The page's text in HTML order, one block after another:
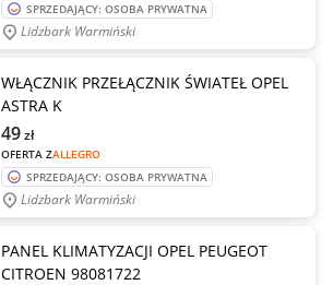
SPRZEDAJĄCY: OSOBA PRYWATNA
Lidzbark Warmiński
WŁĄCZNIK PRZEŁĄCZNIK ŚWIATEŁ OPEL
ASTRA K
OFERTA ZALLEGRO
49zł
SPRZEDAJĄCY: OSOBA PRYWATNA
Lidzbark Warmiński
PANEL KLIMATYZACJI OPEL PEUGEOT
CITROEN 98081722